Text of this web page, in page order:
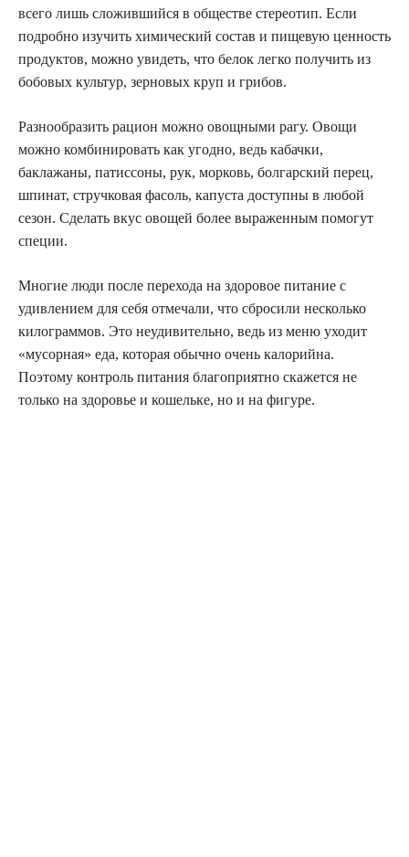
всего лишь сложившийся в обществе стереотип. Если
подробно изучить химический состав и пищевую ценность
продуктов, можно увидеть, что белок легко получить из
бобовых культур, зерновых круп и грибов.
Разнообразить рацион можно овощными рагу. Овощи
можно комбинировать как угодно, ведь кабачки,
баклажаны, патиссоны, рук, морковь, болгарский перец,
шпинат, стручковая фасоль, капуста доступны в любой
сезон. Сделать вкус овощей более выраженным помогут
специи.
Многие люди после перехода на здоровое питание с
удивлением для себя отмечали, что сбросили несколько
килограммов. Это неудивительно, ведь из меню уходит
«мусорная» еда, которая обычно очень калорийна.
Поэтому контроль питания благоприятно скажется не
только на здоровье и кошельке, но и на фигуре.